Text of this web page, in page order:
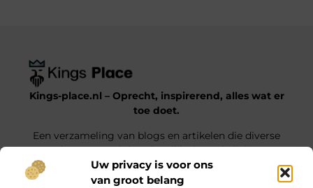
Uw privacy is voor ons
van groot belang
Kings-place.nl – Oprecht, inspirerend, alles wat er
toe doet.
Een verzameling van blogs en artikelen die diverse
onderwerpen uit het dagelijks leven belichten.
Onze informatie